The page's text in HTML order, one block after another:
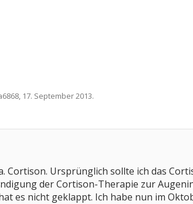
, 17. September 2013.
Cortison. Ursprünglich sollte ich das
der Cortison-Therapie zur
es nicht geklappt. Ich habe nun im